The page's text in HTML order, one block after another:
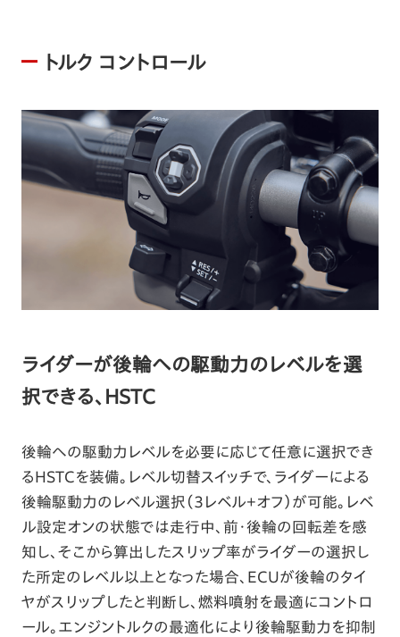
トルク コントロール
ライダーが後輪への駆動力のレベルを選
択できる、HSTC
後輪への駆動力レベルを必要に応じて任意に選択でき
るHSTCを装備。レベル切替スイッチで、ライダーによる
後輪駆動力のレベル選択（3レベル＋オフ）が可能。レベ
ル設定オンの状態では走行中、前・後輪の回転差を感
知し、そこから算出したスリップ率がライダーの選択し
た所定のレベル以上となった場合、ECUが後輪のタイ
ヤがスリップしたと判断し、燃料噴射を最適にコントロ
ール。エンジントルクの最適化により後輪駆動力を抑制